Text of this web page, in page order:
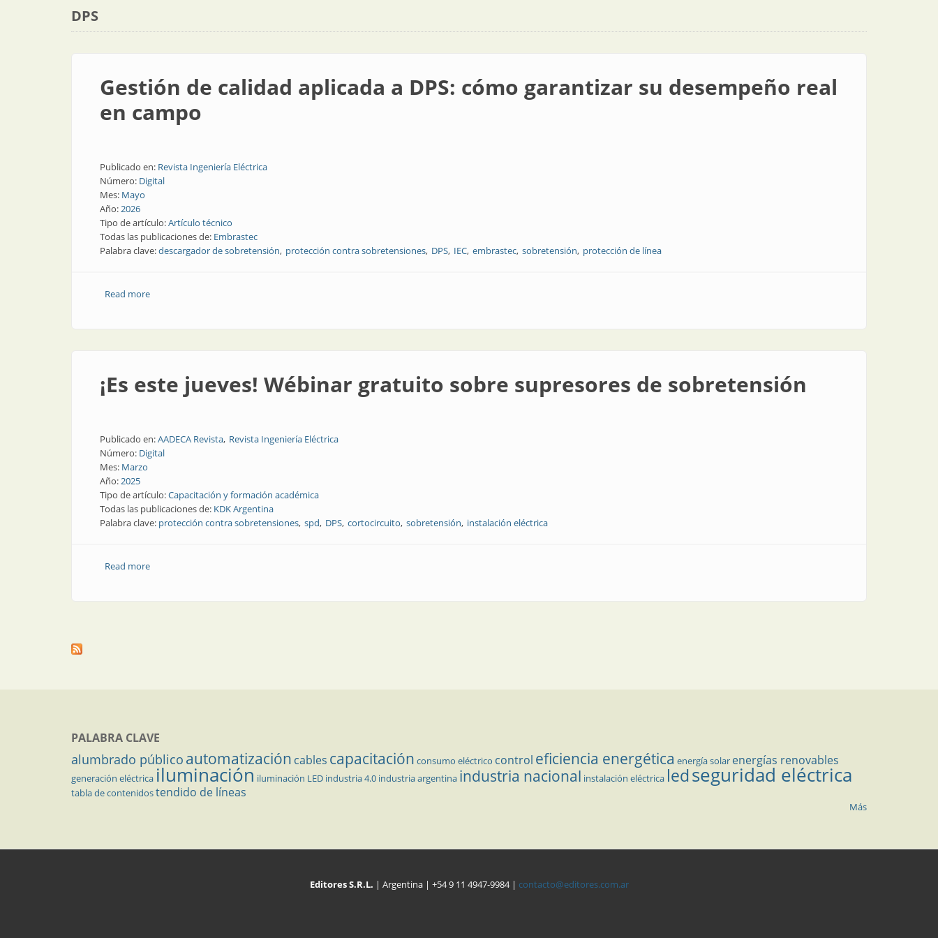
DPS
Gestión de calidad aplicada a DPS: cómo garantizar su desempeño real
en campo
Publicado en: Revista Ingeniería Eléctrica
Número: Digital
Mes: Mayo
Año:2026
Tipo de artículo:Artículo técnico
Todas las publicaciones de: Embrastec
Palabra clave:descargador de sobretensión protección contra sobretensiones DPS IEC embrastec sobretensión protección de línea
Read moreabout Gestión de calidad aplicada a DPS: cómo garantizar su desempeño real en campo
¡Es este jueves! Wébinar gratuito sobre supresores de sobretensión
Publicado en:AADECA Revista Revista Ingeniería Eléctrica
Número: Digital
Mes: Marzo
Año:2025
Tipo de artículo:Capacitación y formación académica
Todas las publicaciones de: KDK Argentina
Palabra clave: protección contra sobretensiones spd DPS cortocircuito sobretensión instalación eléctrica
Read moreabout ¡Es este jueves! Wébinar gratuito sobre supresores de sobretensión
PALABRA CLAVE
alumbrado público automatización cables capacitación consumo eléctrico control eficiencia energética energía solar energías renovables
generación eléctrica iluminación iluminación LED industria 4.0 industria argentina industria nacional instalación eléctrica ledseguridad eléctrica
tabla de contenidostendido de líneas
Más
Editores S.R.L. | Argentina | +54 9 11 4947-9984 | contacto@editores.com.ar